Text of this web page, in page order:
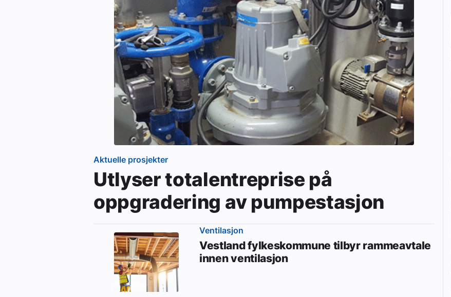
Aktuelle prosjekter
Utlyser totalentreprise på
oppgradering av pumpestasjon
Ventilasjon
Vestland fylkeskommune tilbyr rammeavtale
innen ventilasjon